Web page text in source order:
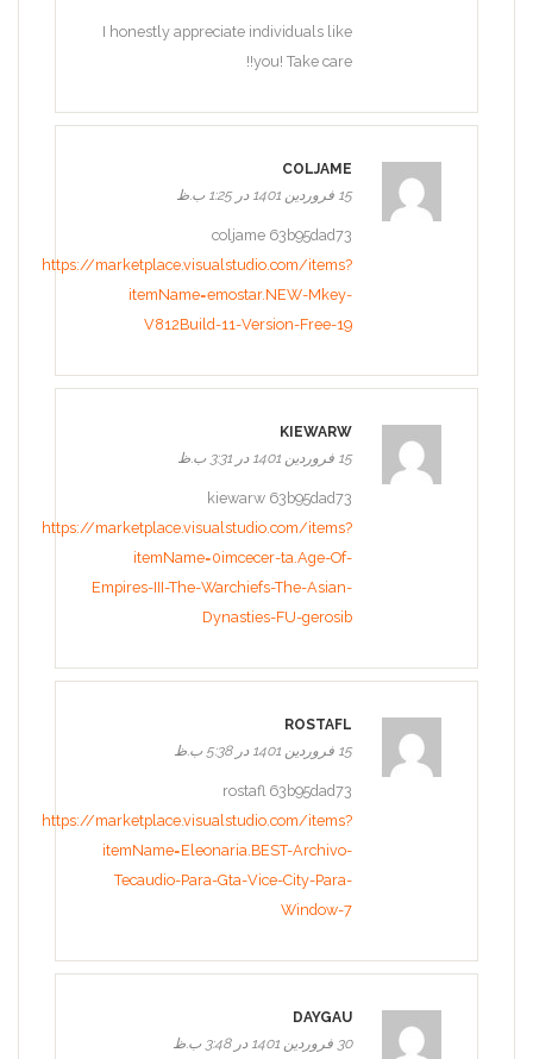
I honestly appreciate individuals like
you! Take care!!
COLJAME
15 فروردین 1401 در 1:25 ب.ظ
coljame 63b95dad73
https://marketplace.visualstudio.com/items?
itemName=emostar.NEW-Mkey-
V812Build-11-Version-Free-19
KIEWARW
15 فروردین 1401 در 3:31 ب.ظ
kiewarw 63b95dad73
https://marketplace.visualstudio.com/items?
itemName=0imcecer-ta.Age-Of-
Empires-III-The-Warchiefs-The-Asian-
Dynasties-FU-gerosib
ROSTAFL
15 فروردین 1401 در 5:38 ب.ظ
rostafl 63b95dad73
https://marketplace.visualstudio.com/items?
itemName=Eleonaria.BEST-Archivo-
Tecaudio-Para-Gta-Vice-City-Para-
Window-7
DAYGAU
30 فروردین 1401 در 3:48 ب.ظ